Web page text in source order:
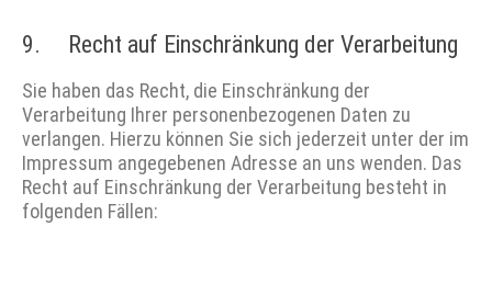
9. Recht auf Einschränkung der Verarbeitung
Sie haben das Recht, die Einschränkung der
Verarbeitung Ihrer personenbezogenen Daten zu
verlangen. Hierzu können Sie sich jederzeit unter der im
Impressum angegebenen Adresse an uns wenden. Das
Recht auf Einschränkung der Verarbeitung besteht in
folgenden Fällen: